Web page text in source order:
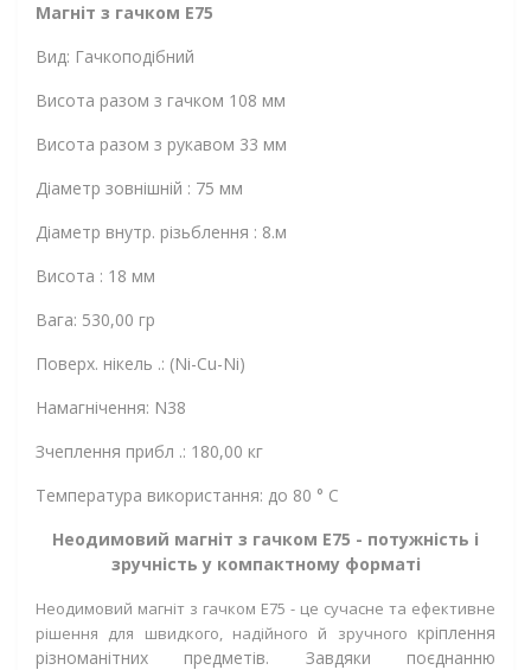
Магніт з гачком E75
Вид: Гачкоподібний
Висота разом з гачком 108 мм
Висота разом з рукавом 33 мм
Діаметр зовнішній : 75 мм
Діаметр внутр. різьблення : 8.м
Висота : 18 мм
Вага: 530,00 гр
Поверх. нікель .: (Ni-Cu-Ni)
Намагнічення: N38
Зчеплення прибл .: 180,00 кг
Температура використання: до 80 ° C
Неодимовий магніт з гачком Е75 - потужність і
зручність у компактному форматі
Неодимовий магніт з гачком Е75 - це сучасне та ефективне
рішення для швидкого, надійного й зручного кріплення
різноманітних предметів. Завдяки поєднанню